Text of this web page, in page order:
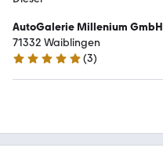
AutoGalerie Millenium GmbH
71332 Waiblingen
5 Sterne
(3)